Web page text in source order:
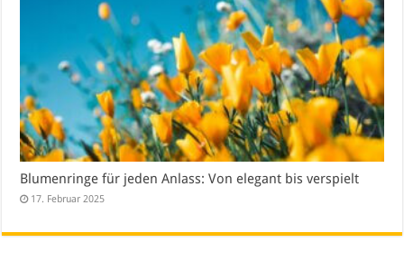
Blumenringe für jeden Anlass: Von elegant bis verspielt
17. Februar 2025